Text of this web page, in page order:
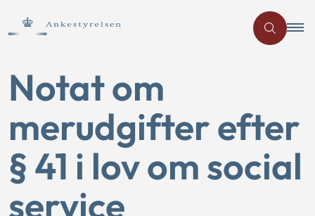
Notat om
merudgifter efter
§ 41 i lov om social
service